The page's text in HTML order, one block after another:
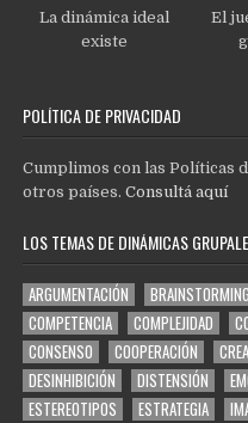
La dinámica ideal
existe
El
POLÍTICA DE PRIVACIDAD
Cumplimos con las Políticas
otros países.Consultá aquí
LOS TEMAS DE DINÁMICAS
ARGUMENTACIÓN BRAINSTORMING
COMPETENCIA
COMPLEJIDAD
CONSENSO
COOPERACIÓN
DESINHIBICIÓN
DISTENSIÓN
ESTEREOTIPOS
ESTRATEGIA